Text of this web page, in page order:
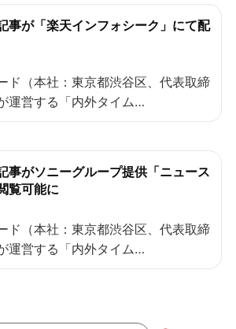
事が「楽天インフォシーク」にて配
ド（本社：東京都渋谷区、代表取締
営する「内外タイム…
事がソニーグループ提供「ニュース
覧可能に
ド（本社：東京都渋谷区、代表取締
営する「内外タイム…